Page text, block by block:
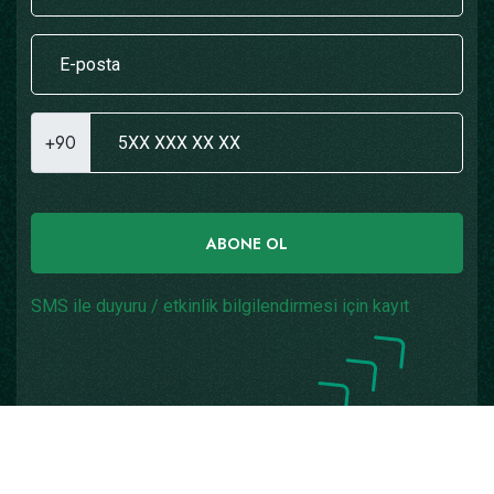
+90
ABONE OL
SMS ile duyuru / etkinlik bilgilendirmesi için kayıt